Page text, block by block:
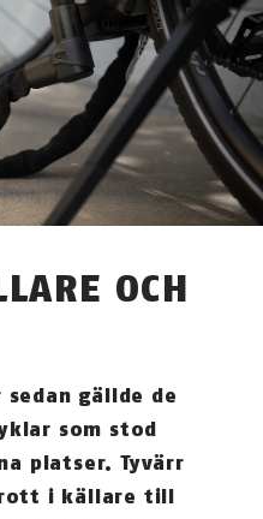
OCH
gällde de
som stod
platser. Tyvärr
i källare till